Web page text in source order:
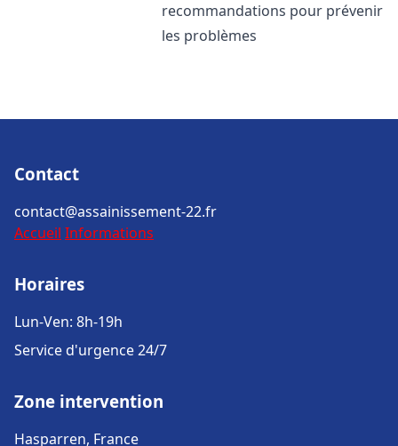
recommandations pour prévenir
les problèmes
Contact
contact@assainissement-22.fr
Accueil Informations
Horaires
Lun-Ven: 8h-19h
Service d'urgence 24/7
Zone intervention
Hasparren, France